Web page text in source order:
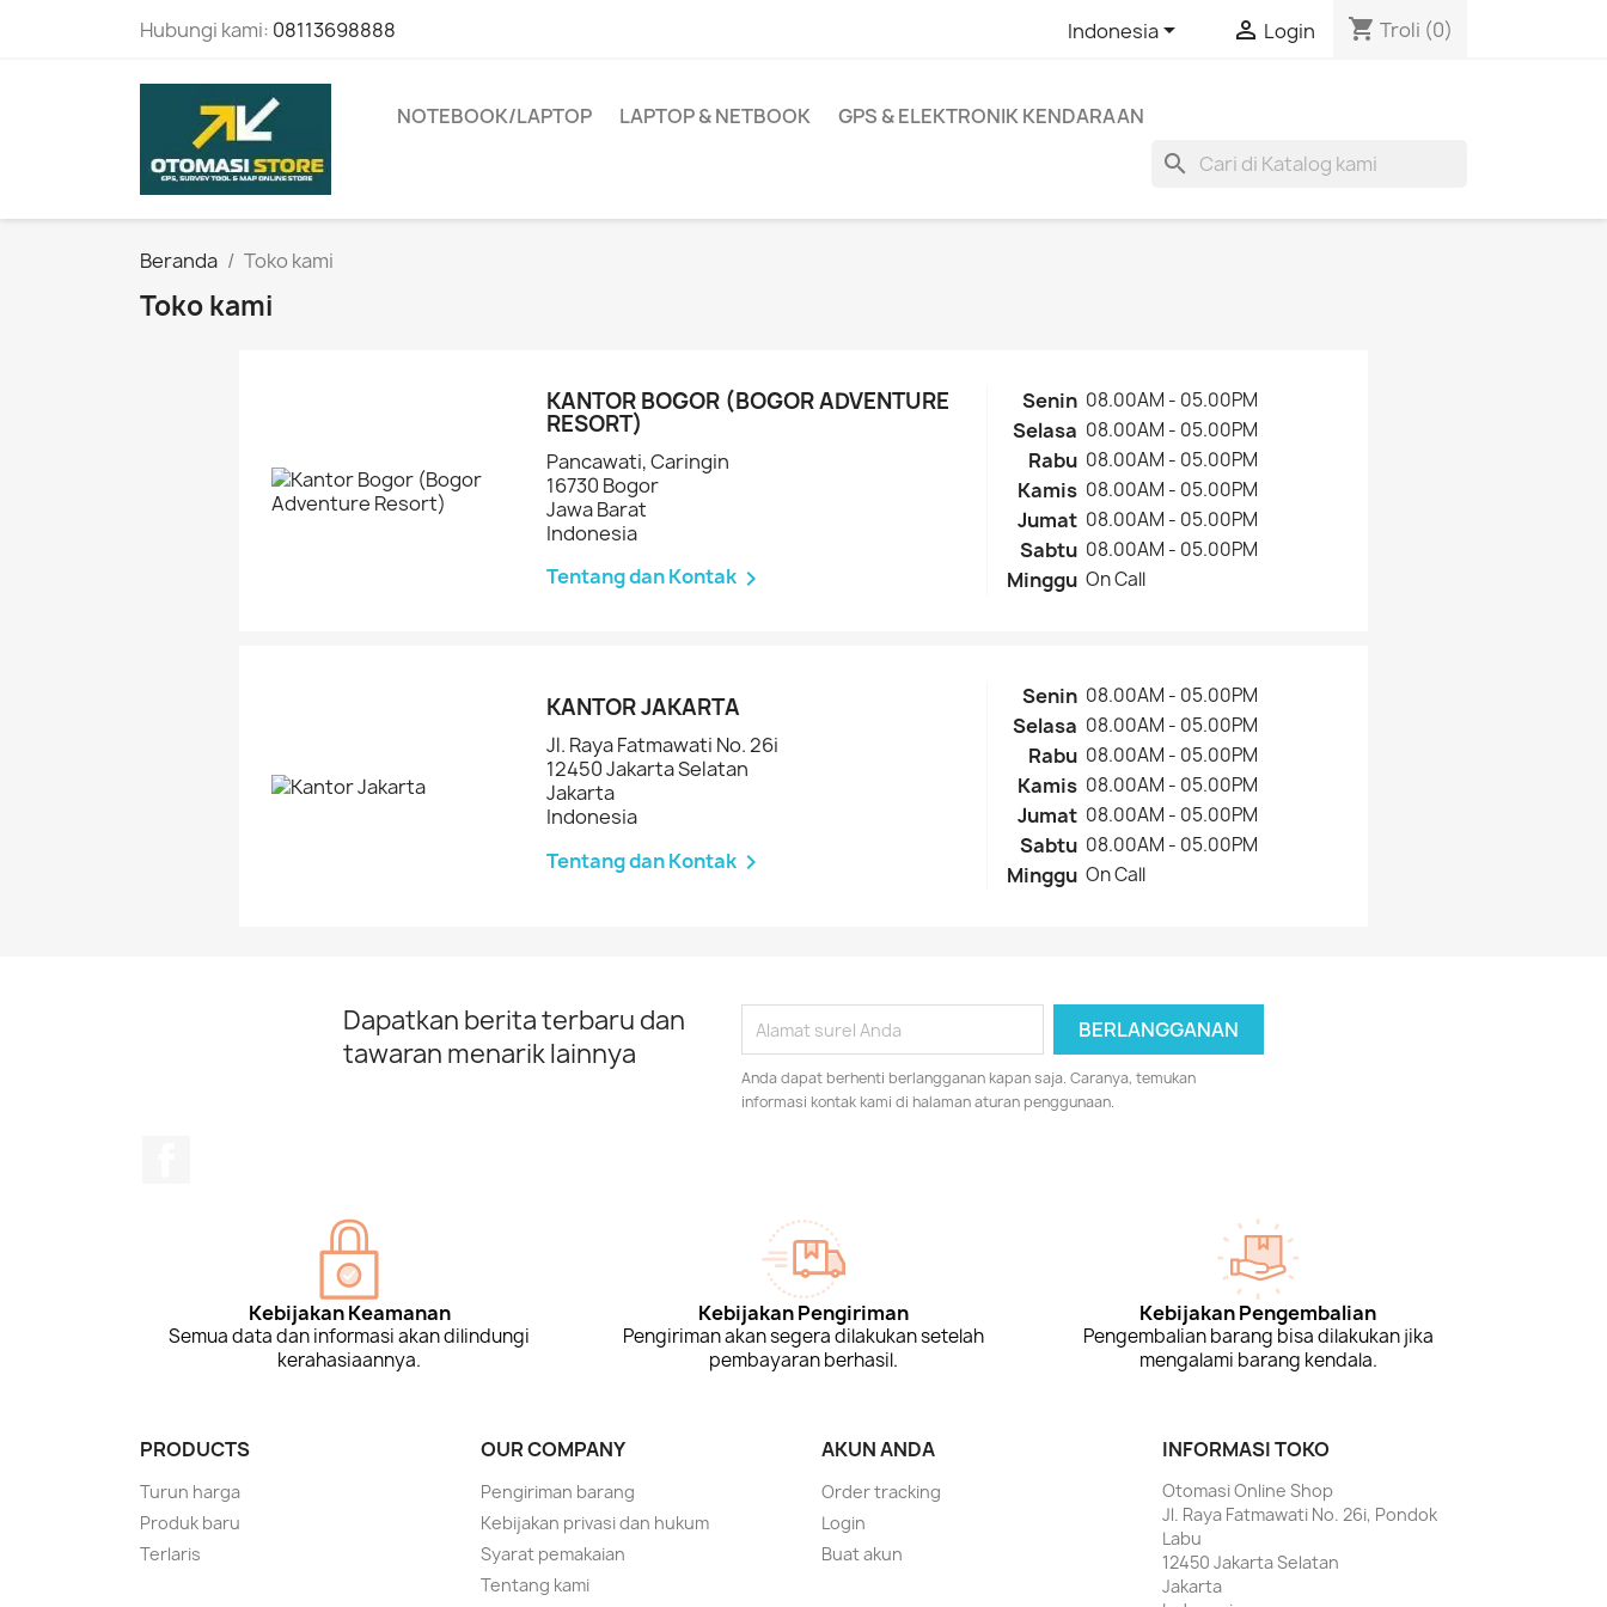
Hubungi kami: 08113698888 Indonesia  Login shopping_cart Troli (0)
NOTEBOOK/LAPTOP LAPTOP & NETBOOK GPS & ELEKTRONIK KENDARAAN
search
Beranda Toko kami
Toko kami
KANTOR BOGOR (BOGOR ADVENTURE
RESORT)
Pancawati, Caringin
16730 Bogor
Jawa Barat
Indonesia
Tentang dan Kontak 
Senin 08.00AM - 05.00PM
Selasa 08.00AM - 05.00PM
Rabu 08.00AM - 05.00PM
Kamis 08.00AM - 05.00PM
Jumat 08.00AM - 05.00PM
Sabtu 08.00AM - 05.00PM
Minggu On Call
KANTOR JAKARTA
Jl. Raya Fatmawati No. 26i
12450 Jakarta Selatan
Jakarta
Indonesia
Tentang dan Kontak 
Senin 08.00AM - 05.00PM
Selasa 08.00AM - 05.00PM
Rabu 08.00AM - 05.00PM
Kamis 08.00AM - 05.00PM
Jumat 08.00AM - 05.00PM
Sabtu 08.00AM - 05.00PM
Minggu On Call
Dapatkan berita terbaru dan
tawaran menarik lainnya
Anda dapat berhenti berlangganan kapan saja. Caranya, temukan
informasi kontak kami di halaman aturan penggunaan.
Kebijakan Keamanan
Semua data dan informasi akan dilindungi
kerahasiaannya.
Kebijakan Pengiriman
Pengiriman akan segera dilakukan setelah
pembayaran berhasil.
Kebijakan Pengembalian
Pengembalian barang bisa dilakukan jika
mengalami barang kendala.
PRODUCTS
Turun harga
Produk baru
Terlaris
OUR COMPANY
Pengiriman barang
Kebijakan privasi dan hukum
Syarat pemakaian
Tentang kami
AKUN ANDA
Order tracking
Login
Buat akun
INFORMASI TOKO
Otomasi Online Shop
Jl. Raya Fatmawati No. 26i, Pondok
Labu
12450 Jakarta Selatan
Jakarta